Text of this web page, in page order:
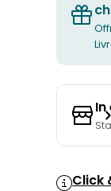
In
Click